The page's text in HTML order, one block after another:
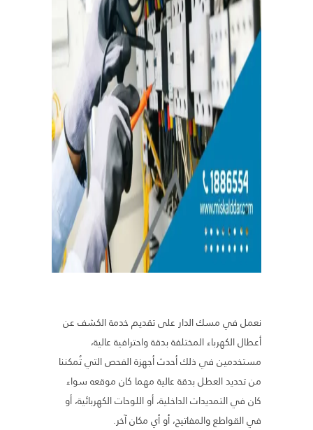
نعمل في مسك الدار على تقديم خدمة الكشف عن
أعطال الكهرباء المختلفة بدقة واحترافية عالية،
مستخدمين في ذلك أحدث أجهزة الفحص التي تُمكننا
من تحديد العطل بدقة عالية مهما كان موقعه سواء
كان في التمديدات الداخلية، أو اللوحات الكهربائية، أو
في القواطع والمفاتيح، أو أي مكان آخر.